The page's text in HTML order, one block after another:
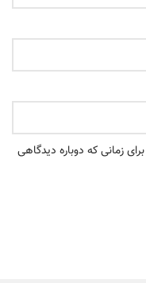
زمانی که دوباره دیدگاهی